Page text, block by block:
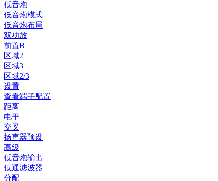
低音炮
低音炮模式
低音炮布局
双功放
前置B
区域2
区域3
区域2/3
设置
查看端子配置
距离
电平
交叉
扬声器预设
高级
低音炮输出
低通滤波器
分配